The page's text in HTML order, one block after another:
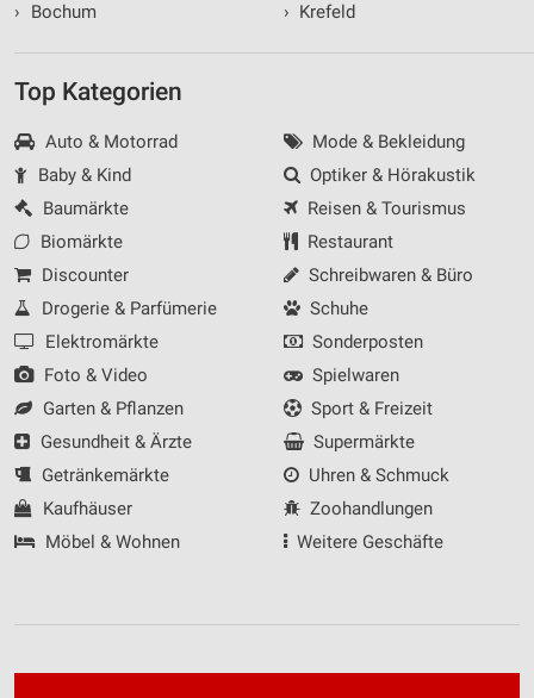
›
Bochum
› Krefeld
Top Kategorien
Auto & Motorrad
Baby & Kind
Baumärkte
Biomärkte
Discounter
Drogerie & Parfümerie
Elektromärkte
Foto & Video
Garten & Pflanzen
Gesundheit & Ärzte
Getränkemärkte
Kaufhäuser
Möbel & Wohnen
Mode & Bekleidung
Optiker & Hörakustik
Reisen & Tourismus
Restaurant
Schreibwaren & Büro
Schuhe
Sonderposten
Spielwaren
Sport & Freizeit
Supermärkte
Uhren & Schmuck
Zoohandlungen
Weitere Geschäfte